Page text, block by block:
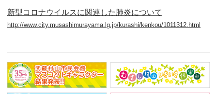
新型コロナウイルスに関連した肺炎について
http://www.city.musashimurayama.lg.jp/kurashi/kenkou/1011312.html